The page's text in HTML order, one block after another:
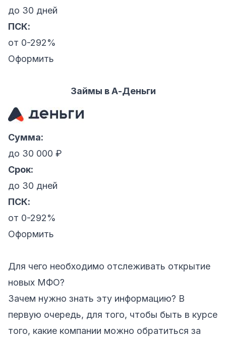
до 30 дней
ПСК:
от 0-292%
Оформить
Займы в А-Деньги
Сумма:
до 30 000 ₽
Срок:
до 30 дней
ПСК:
от 0-292%
Оформить
Для чего необходимо отслеживать открытие
новых МФО?
Зачем нужно знать эту информацию? В
первую очередь, для того, чтобы быть в курсе
того, какие компании можно обратиться за